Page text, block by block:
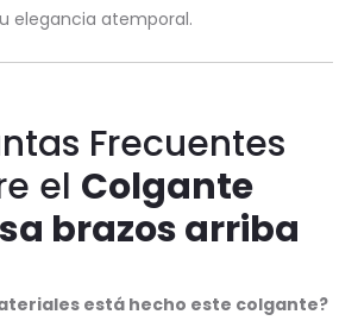
elegancia atemporal.
Frecuentes
el Colgante
brazos arriba
está hecho este colgante?